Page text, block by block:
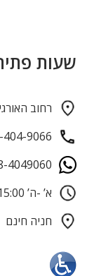
שעות
רחוב האורגים 21 , אזור
404-9066
4049060
א’ -ה’ 9:00-15:00 (בקיץ עד 17:00) | ימי ו’ : 9:00-13:00
חניה חינם